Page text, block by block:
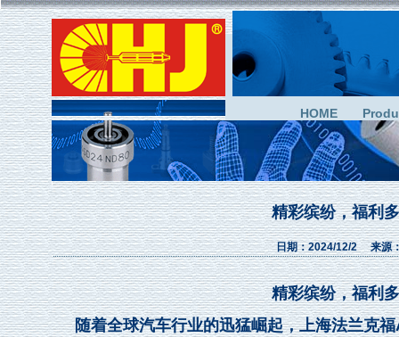
HOME
精彩缤纷，福利
日期：2024/12/2 来源
精彩缤纷，福利
随着全球汽车行业的迅猛崛起，上海法兰克